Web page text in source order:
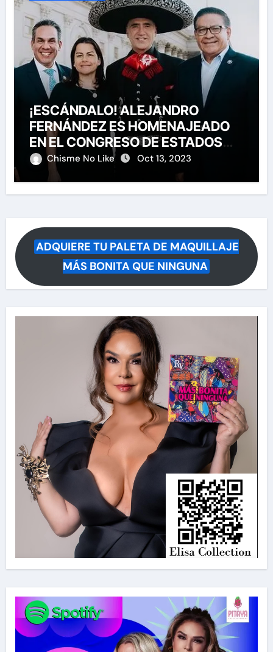
¡ESCÁNDALO! ALEJANDRO
FERNÁNDEZ ES HOMENAJEADO
EN EL CONGRESO DE ESTADOS
UNIDOS
Chisme No Like Oct 13, 2023
ADQUIERE TU PALETA DE MAQUILLAJE
MÁS BONITA QUE NINGUNA